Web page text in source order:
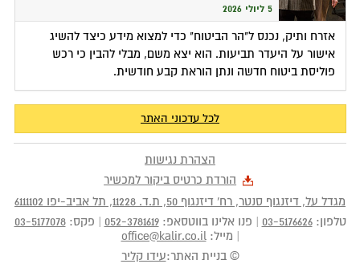
5 ליולי 2026
אזרח ותיק, נכנס ל"הר הביטוח" כדי למצוא מידע כיצד להשיג
אישור על היעדר תביעות. הוא יצא משם, מבלי להבין כי רכש
פוליסת ביטוח חדשה ונתן הוראת קבע חודשית.
לכל עדכוני האתר
הצהרת נגישות
הורדת כרטיס ביקור למכשיר
מגדל על, דיזנגוף סנטר, רח' דיזנגוף 50
, ת.ד. 11228
, תל אביב-יפו 6111102
טלפון:03-5176626 פנו אלינו בווטסאפ:052-3781619 פקס:03-5177078
מייל:office@kalir.co.il
© בניית האתר:עידו קליר